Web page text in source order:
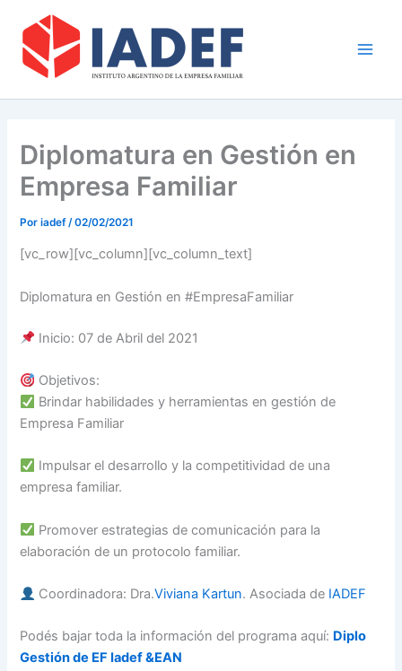
contenido
Diplomatura en Gestión en
Empresa Familiar
Poriadef/02/02/2021
[vc_row][vc_column][vc_column_text]
Diplomatura en Gestión en #EmpresaFamiliar
Inicio: 07 de Abril del 2021
Objetivos:
Brindar habilidades y herramientas en gestión de
Empresa Familiar
Impulsar el desarrollo y la competitividad de una
empresa familiar.
Promover estrategias de comunicación para la
elaboración de un protocolo familiar.
Coordinadora: Dra.Viviana Kartun. Asociada de IADEF
Podés bajar toda la información del programa aquí: Diplo
Gestión de EF Iadef &EAN